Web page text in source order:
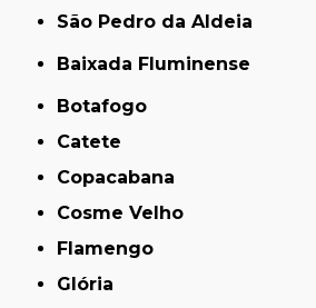
São Pedro da Aldeia
Baixada Fluminense
Botafogo
Catete
Copacabana
Cosme Velho
Flamengo
Glória